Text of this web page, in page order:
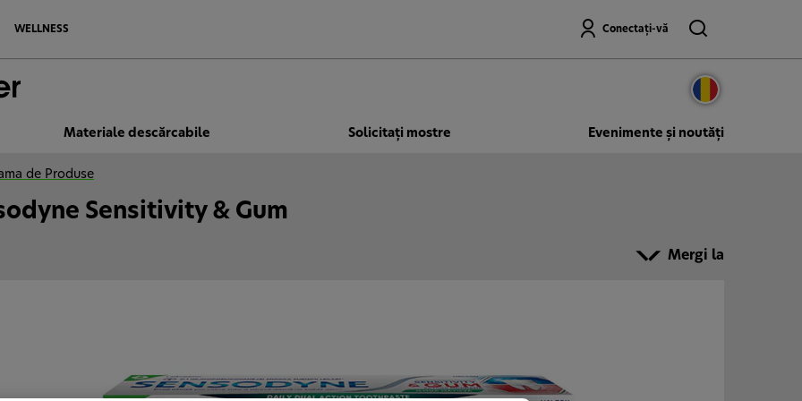
WELLNESS Conectați-vă
Căutare
Materiale descărcabile Solicitați mostre Evenimente şi noutăţi
de Produse
Sensitivity & Gum
Mergi la